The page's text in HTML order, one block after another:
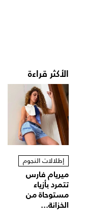
الأكثر قراءة
إطلالات النجوم
ميريام فارس
تتمرد بأزياء
مستوحاة من
الخزانة...